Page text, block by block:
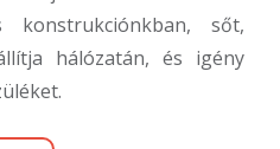
konstrukciónkban, sőt,
hálózatán, és igény